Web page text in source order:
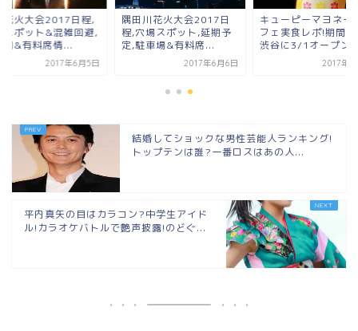
花火大会2017日程,
スポット&混雑回避,
場&有料席情...
2017年6月5日
隅田川花火大会2017日
程,穴場スポット,延期予
定,駐車場&有料席...
2017年6月6日
キューピーマヨネー
フェ実食レポ!期間
渋谷に3/1オープン
2017年3
結婚してショックな男性芸能人ランキング!
トップテンは誰?一番ロスはあの人...
平内真矢の目はカラコン?中学生アイド
ル!カラオケバトルで艶声披露!のどぐ...